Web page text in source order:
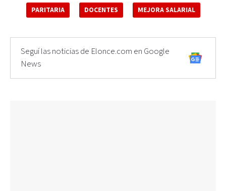
PARITARIA DOCENTES MEJORA SALARIAL
Seguí las noticias de Elonce.com en Google
News